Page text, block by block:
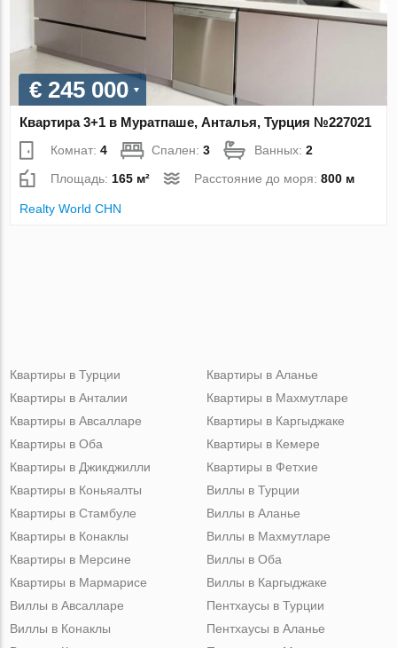
€ 245 000
Квартира 3+1 в Муратпаше, Анталья, Турция №227021
Комнат:4 Спален:3 Ванных:2
Площадь:165 м² Расстояние до моря:800 м
Realty World CHN
Квартиры в Турции
Квартиры в Анталии
Квартиры в Авсалларе
Квартиры в Оба
Квартиры в Джикджилли
Квартиры в Аланье
Квартиры в Махмутларе
Квартиры в Каргыджаке
Квартиры в Кемере
Квартиры в Фетхие
Квартиры в Коньяалты
Квартиры в Стамбуле
Квартиры в Конаклы
Квартиры в Мерсине
Квартиры в Мармарисе
Виллы в Турции
Виллы в Аланье
Виллы в Махмутларе
Виллы в Оба
Виллы в Каргыджаке
Виллы в Авсалларе
Виллы в Конаклы
Пентхаусы в Турции
Пентхаусы в Аланье